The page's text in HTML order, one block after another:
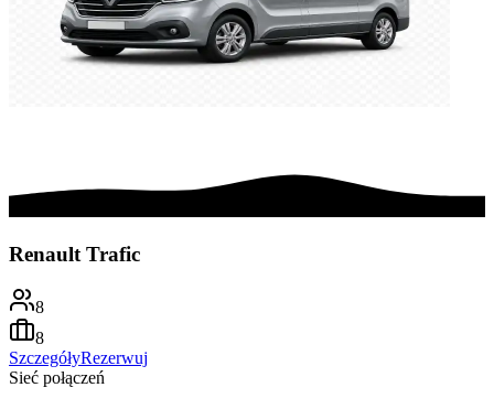
Renault Trafic
8
8
SzczegółyRezerwuj
Sieć połączeń